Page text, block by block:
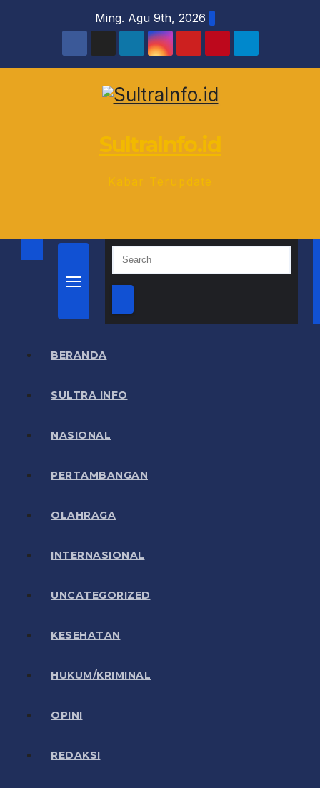
Ming. Agu 9th, 2026
SultraInfo.id
Kabar Terupdate
BERANDA
SULTRA INFO
NASIONAL
PERTAMBANGAN
OLAHRAGA
INTERNASIONAL
UNCATEGORIZED
KESEHATAN
HUKUM/KRIMINAL
OPINI
REDAKSI